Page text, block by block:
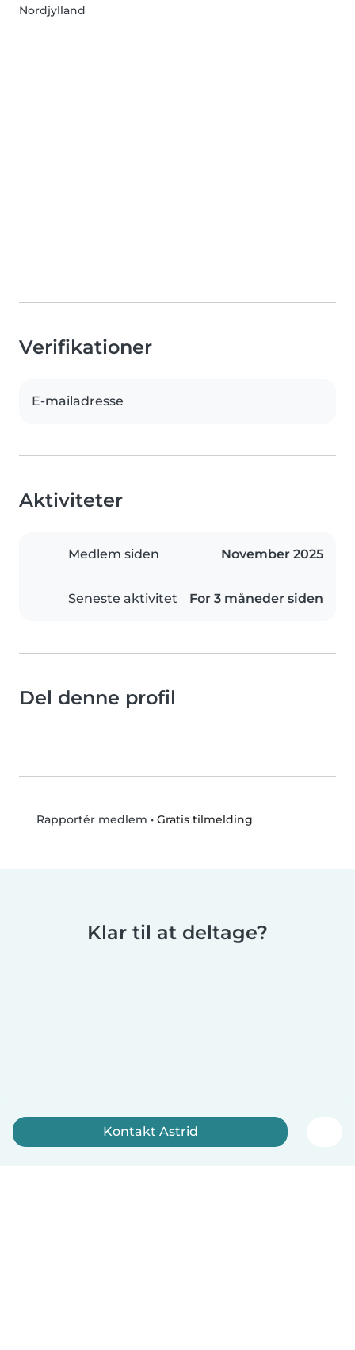
Nordjylland
Verifikationer
E-mailadresse
Aktiviteter
Medlem siden November 2025
Seneste aktivitet For 3 måneder siden
Del denne profil
Rapportér medlem • Gratis tilmelding
Klar til at deltage?
Kontakt Astrid